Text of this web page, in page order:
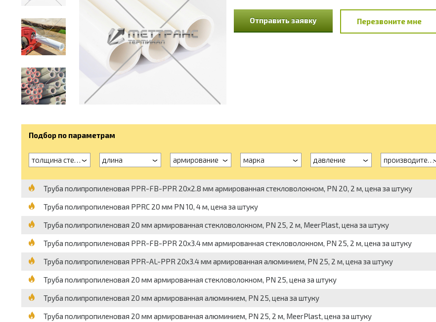
Отправить заявку Перезвоните мне
Подбор по параметрам
толщина стенки длина армирование марка давление производитель
Труба полипропиленовая PPR-FB-PPR 20х2.8 мм армированная стекловолокном, PN 20, 2 м, цена за штуку
Труба полипропиленовая PPRC 20 мм PN 10, 4 м, цена за штуку
Труба полипропиленовая 20 мм армированная стекловолокном, PN 25, 2 м, MeerPlast, цена за штуку
Труба полипропиленовая PPR-FB-PPR 20х3.4 мм армированная стекловолокном, PN 25, 2 м, цена за штуку
Труба полипропиленовая PPR-AL-PPR 20х3.4 мм армированная алюминием, PN 25, 2 м, цена за штуку
Труба полипропиленовая 20 мм армированная стекловолокном, PN 25, цена за штуку
Труба полипропиленовая 20 мм армированная алюминием, PN 25, цена за штуку
Труба полипропиленовая 20 мм армированная алюминием, PN 25, 2 м, MeerPlast, цена за штуку